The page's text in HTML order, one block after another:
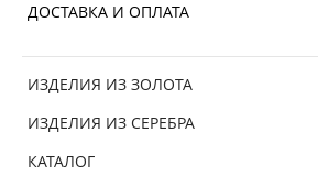
ДОСТАВКА И ОПЛАТА
ИЗДЕЛИЯ ИЗ ЗОЛОТА
ИЗДЕЛИЯ ИЗ СЕРЕБРА
КАТАЛОГ